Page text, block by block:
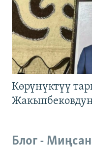
Көрүнүктүү
Блог -